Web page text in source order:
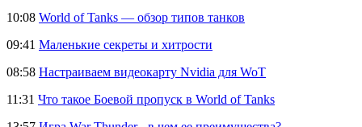
10:08 World of Tanks — обзор типов танков
09:41 Маленькие секреты и хитрости
08:58 Настраиваем видеокарту Nvidia для WoT
11:31 Что такое Боевой пропуск в World of Tanks